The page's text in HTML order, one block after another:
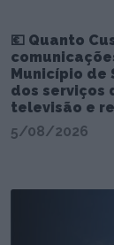
💶 Quanto
Município de
dos serviços
televisão e
5/08/2026